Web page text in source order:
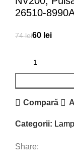
26510-
74lei60 lei
Compară
Categorii:
Share: